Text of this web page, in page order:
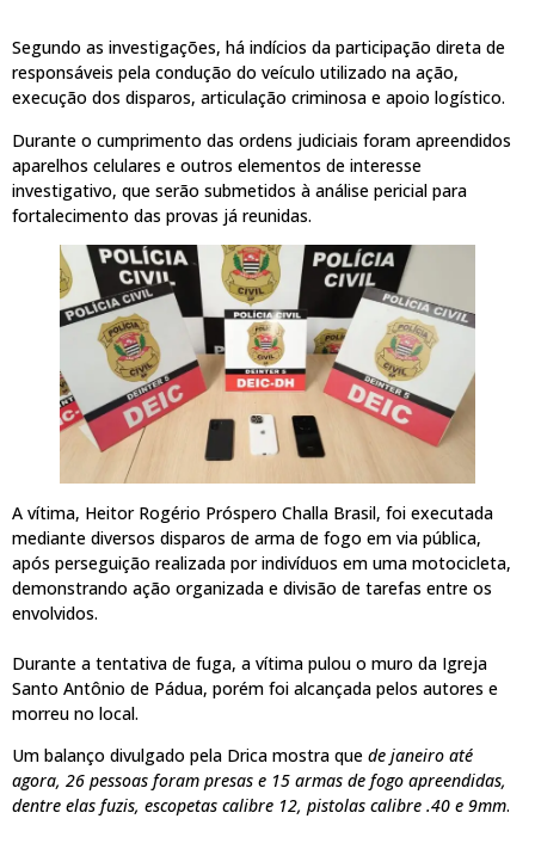
Segundo as investigações, há indícios da participação direta de
responsáveis pela condução do veículo utilizado na ação,
execução dos disparos, articulação criminosa e apoio logístico.
Durante o cumprimento das ordens judiciais foram apreendidos
aparelhos celulares e outros elementos de interesse
investigativo, que serão submetidos à análise pericial para
fortalecimento das provas já reunidas.
A vítima, Heitor Rogério Próspero Challa Brasil, foi executada
mediante diversos disparos de arma de fogo em via pública,
após perseguição realizada por indivíduos em uma motocicleta,
demonstrando ação organizada e divisão de tarefas entre os
envolvidos.
Durante a tentativa de fuga, a vítima pulou o muro da Igreja
Santo Antônio de Pádua, porém foi alcançada pelos autores e
morreu no local.
Um balanço divulgado pela Drica mostra que de janeiro até
agora, 26 pessoas foram presas e 15 armas de fogo apreendidas,
dentre elas fuzis, escopetas calibre 12, pistolas calibre .40 e 9mm.